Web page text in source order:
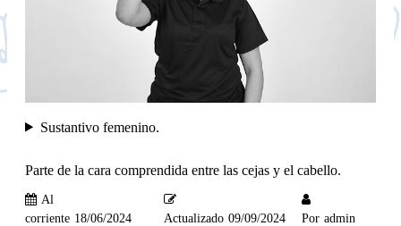
Sustantivo femenino.
Parte de la cara comprendida entre las cejas y el cabello.
Al
corriente 18/06/2024 Actualizado 09/09/2024 Por admin